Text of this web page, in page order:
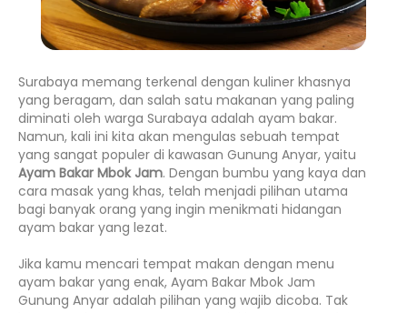
Surabaya memang terkenal dengan kuliner khasnya
yang beragam, dan salah satu makanan yang paling
diminati oleh warga Surabaya adalah ayam bakar.
Namun, kali ini kita akan mengulas sebuah tempat
yang sangat populer di kawasan Gunung Anyar, yaitu
Ayam Bakar Mbok Jam. Dengan bumbu yang kaya dan
cara masak yang khas, telah menjadi pilihan utama
bagi banyak orang yang ingin menikmati hidangan
ayam bakar yang lezat.
Jika kamu mencari tempat makan dengan menu
ayam bakar yang enak, Ayam Bakar Mbok Jam
Gunung Anyar adalah pilihan yang wajib dicoba. Tak